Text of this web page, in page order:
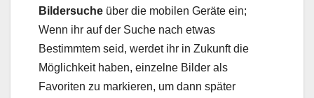
Bildersuche über die mobilen Geräte ein;
Wenn ihr auf der Suche nach etwas
Bestimmtem seid, werdet ihr in Zukunft die
Möglichkeit haben, einzelne Bilder als
Favoriten zu markieren, um dann später